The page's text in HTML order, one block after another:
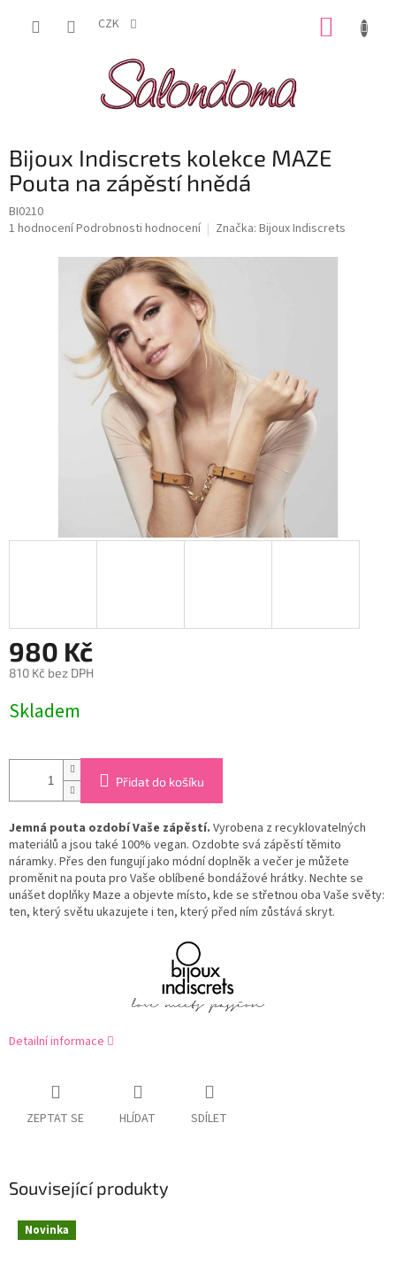
CZK
Bijoux Indiscrets kolekce MAZE
Pouta na zápěstí hnědá
BI0210
Průměrné
1 hodnoceníPodrobnosti hodnocení Značka: Bijoux Indiscrets
980 Kč
810 Kč bez DPH
cena:
Skladem
Přidat do košíku
Jemná pouta ozdobí Vaše zápěstí. Vyrobena z recyklovatelných
materiálů a jsou také 100% vegan. Ozdobte svá zápěstí těmito
náramky. Přes den fungují jako módní doplněk a večer je můžete
proměnit na pouta pro Vaše oblíbené bondážové hrátky. Nechte se
unášet doplňky Maze a objevte místo, kde se střetnou oba Vaše světy:
ten, který světu ukazujete i ten, který před ním zůstává skryt.
Detailní informace
ZEPTAT SE HLÍDAT SDÍLET
Související produkty
Novinka